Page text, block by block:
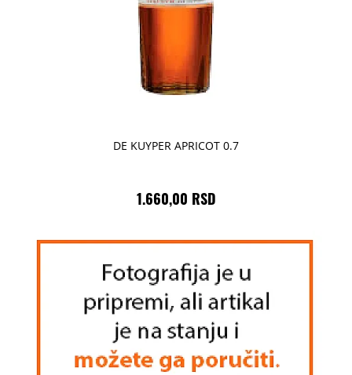
DE KUYPER APRICOT 0.7
1.660,00 RSD